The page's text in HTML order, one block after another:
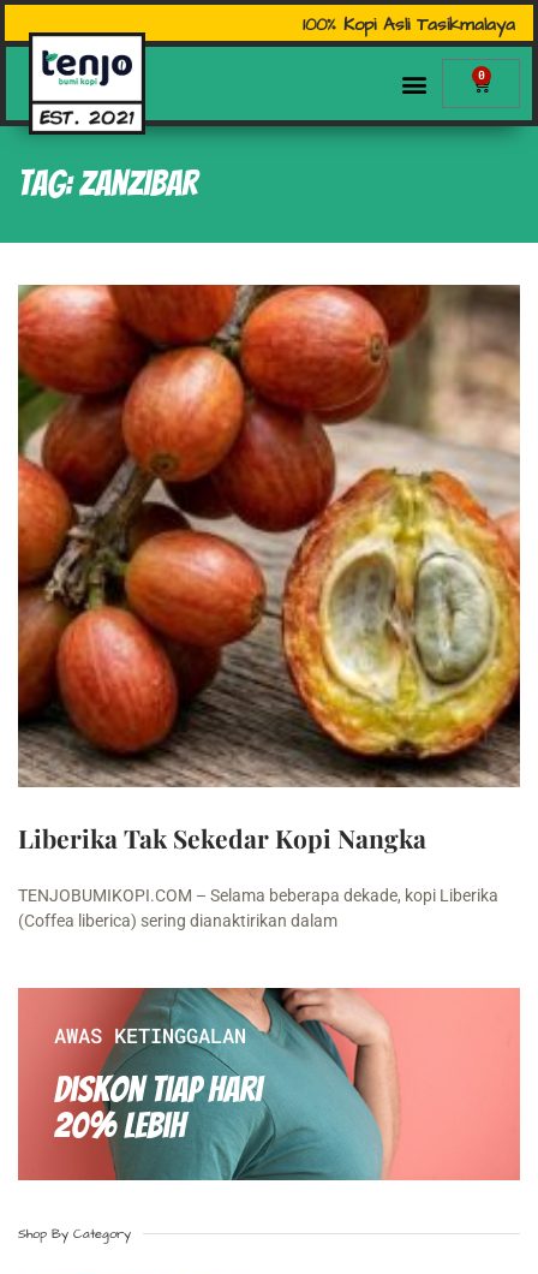
100% Kopi Asli Tasikmalaya
0
Tag: Zanzibar
Liberika Tak Sekedar Kopi Nangka
TENJOBUMIKOPI.COM – Selama beberapa dekade, kopi Liberika
(Coffea liberica) sering dianaktirikan dalam
AWAS KETINGGALAN
Diskon Tiap hari
20% Lebih
Shop By Category